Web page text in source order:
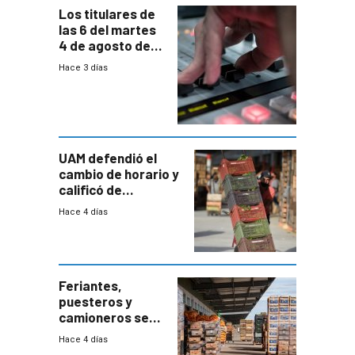
Los titulares de
las 6 del martes
4 de agosto de
2026
Hace 3 días
UAM defendió el
cambio de horario y
calificó de
“desproporcionado”
Hace 4 días
Feriantes,
puesteros y
camioneros se
movilizaron en
Hace 4 días